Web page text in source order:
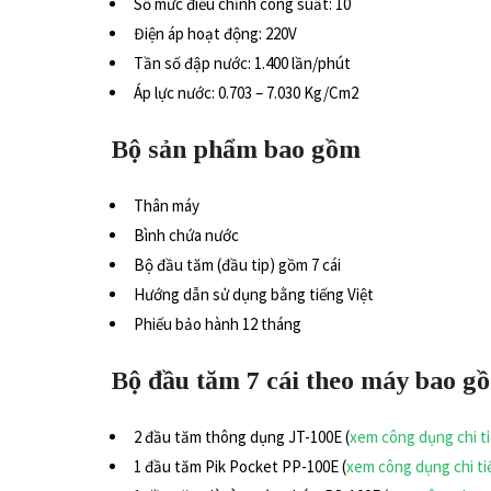
Điện áp hoạt động: 220V
Tần số đập nước: 1.400 lần/phút
Áp lực nước: 0.703 – 7.030 Kg/Cm2
Bộ sản phẩm bao gồm
Thân máy
Bình chứa nước
Bộ đầu tăm (đầu tip) gồm 7 cái
Hướng dẫn sử dụng bằng tiếng Việt
Phiếu bảo hành 12 tháng
Bộ đầu tăm 7 cái theo máy bao
2 đầu tăm thông dụng JT-100E (xem công dụng chi
1 đầu tăm Pik Pocket PP-100E (xem công dụng chi